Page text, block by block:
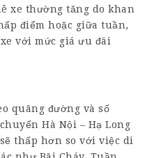
xe thường tăng do khan
điểm hoặc giữa tuần,
với mức giá ưu đãi
quãng đường và số
Hà Nội – Hạ Long
thấp hơn so với việc di